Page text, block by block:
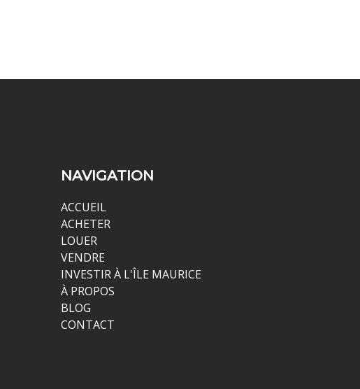
NAVIGATION
ACCUEIL
ACHETER
LOUER
VENDRE
INVESTIR À L'ÎLE MAURICE
À PROPOS
BLOG
CONTACT